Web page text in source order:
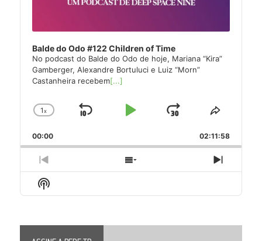
Balde do Odo #122 Children of Time
No podcast do Balde do Odo de hoje, Mariana “Kira”
Gamberger, Alexandre Bortuluci e Luiz “Morn”
Castanheira recebem[...]
Change
Rate
1x
Skip
Play
Jump
Forward
Share
Episode
00:00 02:11:58
Previous
Episode
Show
Episodes
Next
Episode
Show
Podcast